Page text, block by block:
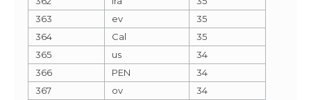
363
ev
35
364
Cal
35
365
us
34
366
PEN
34
367
ov
34